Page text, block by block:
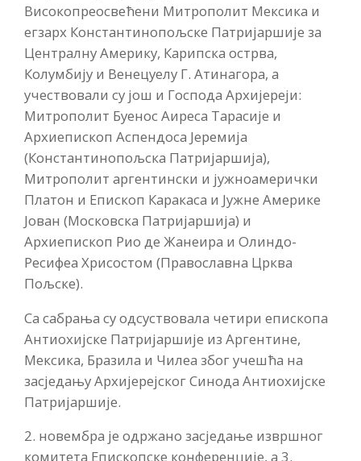
Високопреосвећени Митрополит Мексика и
егзарх Константинопољске Патријаршије за
Централну Америку, Карипска острва,
Колумбију и Венецуелу Г. Атинагора, а
учествовали су још и Господа Архијереји:
Митрополит Буенос Аиреса Тарасије и
Архиепископ Аспендоса Јеремија
(Константинопољска Патријаршија),
Митрополит аргентински и јужноамерички
Платон и Епископ Каракаса и Јужне Америке
Јован (Московска Патријаршија) и
Архиепископ Рио де Жанеира и Олиндо-
Ресифеа Хрисостом (Православна Црква
Пољске).
Са сабрања су одсуствовала четири епископа
Антиохијске Патријаршије из Аргентине,
Мексика, Бразила и Чилеа због учешћа на
засједању Архијерејског Синода Антиохијске
Патријаршије.
2. новембра је одржано засједање извршног
комитета Епископске конференције, а 3.